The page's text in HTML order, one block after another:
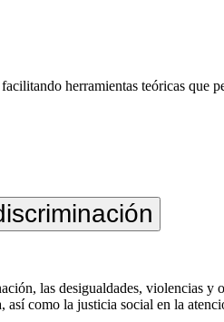
herramientas teóricas que
las desigualdades, violencias y
como la justicia social en la